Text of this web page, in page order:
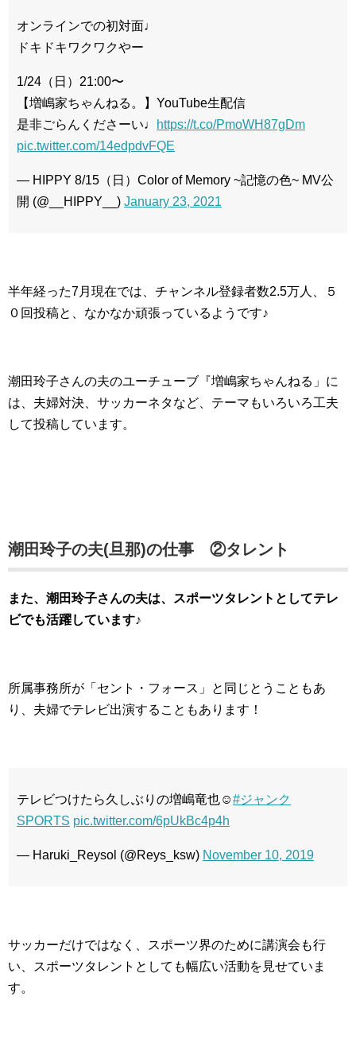
オンラインでの初対面♩
ドキドキワクワクやー
1/24（日）21:00〜
【増嶋家ちゃんねる。】YouTube生配信
是非ごらんくださーい♩
https://t.co/PmoWH87gDm
pic.twitter.com/14edpdvFQE
— HIPPY 8/15（日）Color of Memory ~記憶の色~ MV公
開 (@__HIPPY__) January 23, 2021
半年経った7月現在では、チャンネル登録者数2.5万人、５
０回投稿と、なかなか頑張っているようです♪
潮田玲子さんの夫のユーチューブ『増嶋家ちゃんねる」に
は、夫婦対決、サッカーネタなど、テーマもいろいろ工夫
して投稿しています。
潮田玲子の夫(旦那)の仕事 ②タレント
また、潮田玲子さんの夫は、スポーツタレントとしてテレ
ビでも活躍しています♪
所属事務所が「セント・フォース」と同じとうこともあ
り、夫婦でテレビ出演することもあります！
テレビつけたら久しぶりの増嶋竜也☺️#ジャンク
SPORTS pic.twitter.com/6pUkBc4p4h
— Haruki_Reysol (@Reys_ksw) November 10, 2019
サッカーだけではなく、スポーツ界のために講演会も行
い、スポーツタレントとしても幅広い活動を見せていま
す。